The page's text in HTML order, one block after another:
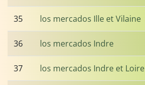
35 los mercados Ille et Vilaine
36 los mercados Indre
37 los mercados Indre et Loire